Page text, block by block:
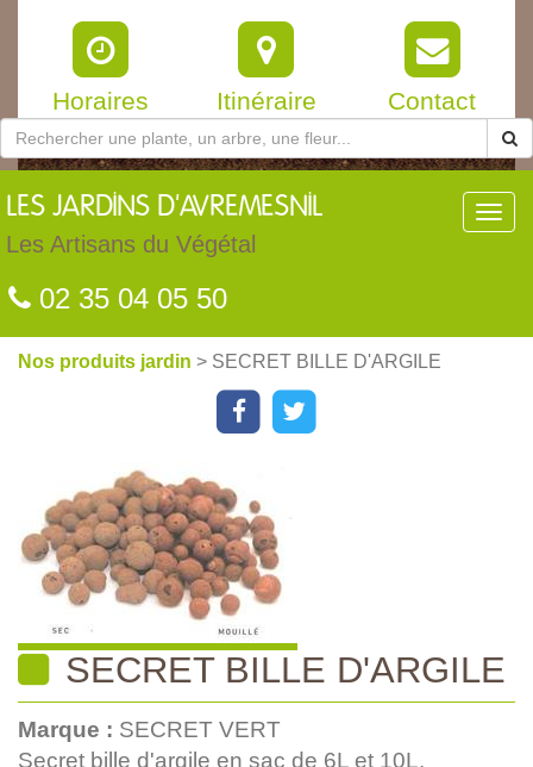
Horaires Itinéraire Contact
LES JARDINS D'AVREMESNIL
Les Artisans du Végétal
02 35 04 05 50
Nos produits jardin > SECRET BILLE D'ARGILE
SECRET BILLE D'ARGILE
Marque : SECRET VERT
Secret bille d'argile en sac de 6L et 10L.